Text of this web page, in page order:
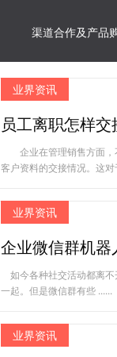
渠道合作及产品
业界资讯
员工离职怎样
企业在管理销售方面，
客户资料的交接情况。这
业界资讯
企业微信群机器
如今各种社交活动都离不
一起。但是微信群有些 ......
业界资讯